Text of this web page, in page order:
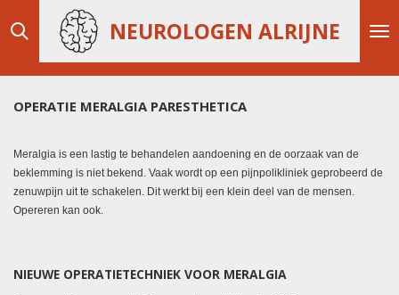
direct
de
NEUROLOGEN ALRIJNE
OPERATIE MERALGIA PARESTHETICA
Meralgia is een lastig te behandelen aandoening en de oorzaak van de
beklemming is niet bekend. Vaak wordt op een pijnpolikliniek geprobeerd de
zenuwpijn uit te schakelen. Dit werkt bij een klein deel van de mensen.
Opereren kan ook.
NIEUWE OPERATIETECHNIEK VOOR MERALGIA